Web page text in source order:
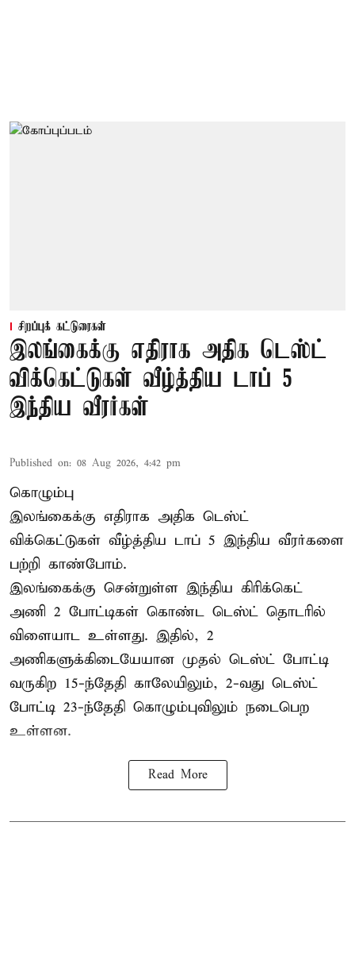
சிறப்புக் கட்டுரைகள்
இலங்கைக்கு எதிராக அதிக டெஸ்ட்
விக்கெட்டுகள் வீழ்த்திய டாப் 5
இந்திய வீரர்கள்
Published on: 08 Aug 2026, 4:42 pm
கொழும்பு
இலங்கைக்கு எதிராக அதிக டெஸ்ட்
விக்கெட்டுகள் வீழ்த்திய டாப் 5 இந்திய வீரர்களை
பற்றி காண்போம்.
இலங்கைக்கு சென்றுள்ள இந்திய கிரிக்கெட்
அணி 2 போட்டிகள் கொண்ட டெஸ்ட் தொடரில்
விளையாட உள்ளது. இதில், 2
அணிகளுக்கிடையேயான முதல் டெஸ்ட் போட்டி
வருகிற 15-ந்தேதி காலேயிலும், 2-வது டெஸ்ட்
போட்டி 23-ந்தேதி கொழும்புவிலும் நடைபெற
உள்ளன.
Read More